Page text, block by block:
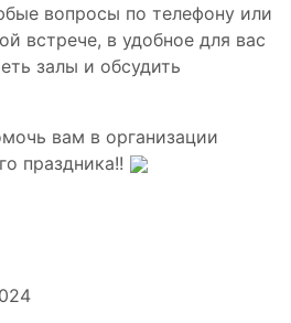
вопросы по телефону или
встрече, в удобное для вас
залы и обсудить
вам в организации
праздника!!